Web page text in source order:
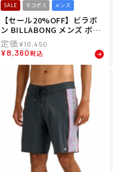
SALE ネコポス メンズ
【セール20%OFF】ビラボ
ン BILLABONG メンズ ボー
ドショーツ トランクス GOO
D TIMES PRO BG011511
¥10,450
¥8,360税込